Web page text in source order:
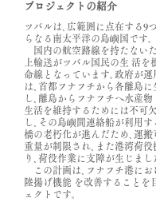
プロジェクトの紹介
ツバルは､広範囲に点在する9
らなる南太平洋の島嶼国です｡
国内の航空路線を持たない
上輸送がツバル国民の生 活を
命線となっています｡政府が
は､首都フナフチから各離島
し､離島からフナフチへ水産物
生活を維持するためには不可
し､その島嶼間連絡船が利用
橋の老朽化が進んだため､運搬
重量が制限され､また港湾荷役
り､荷役作業に支障が生じまし
この計画は､フナフチ港にお
陸揚げ機能 を改善することを
ェクトです｡